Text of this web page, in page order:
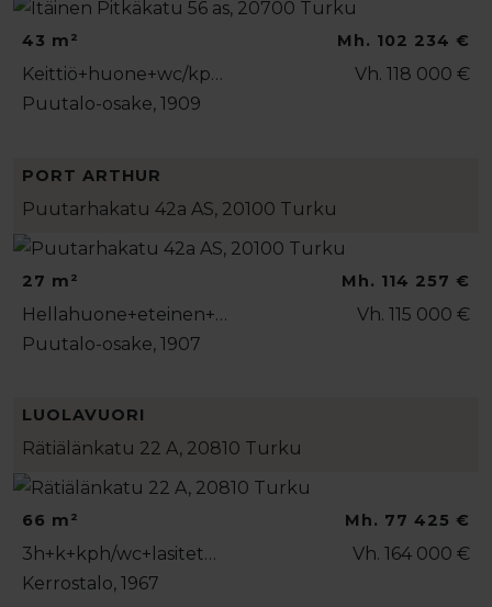
43 m²
Keittiö+huone+wc/kp…
Puutalo-osake, 1909
Mh. 102 234 €
Vh. 118 000 €
PORT ARTHUR
Puutarhakatu 42a AS, 20100 Turku
27 m²
Hellahuone+eteinen+…
Puutalo-osake, 1907
Mh. 114 257 €
Vh. 115 000 €
LUOLAVUORI
Rätiälänkatu 22 A, 20810 Turku
66 m²
3h+k+kph/wc+lasitet…
Kerrostalo, 1967
Mh. 77 425 €
Vh. 164 000 €